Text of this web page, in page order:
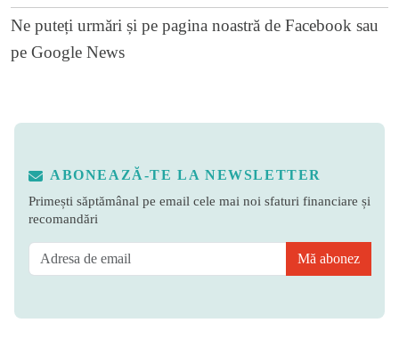
Ne puteți urmări și pe pagina noastră de Facebook sau
pe Google News
ABONEAZĂ-TE LA NEWSLETTER
Primești săptămânal pe email cele mai noi sfaturi financiare și
recomandări
Mă abonez